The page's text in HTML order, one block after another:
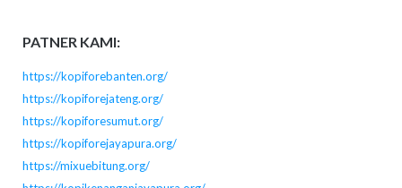
PATNER KAMI:
https://kopiforebanten.org/
https://kopiforejateng.org/
https://kopiforesumut.org/
https://kopiforejayapura.org/
https://mixuebitung.org/